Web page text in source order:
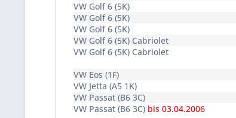
VW Golf 6 (5K)
VW Golf 6 (5K)
VW Golf 6 (5K)
VW Golf 6 (5K) Cabriolet
VW Golf 6 (5K) Cabriolet
VW Eos (1F)
VW Jetta (A5 1K)
VW Passat (B6 3C)
VW Passat (B6 3C) bis 03.04.2006